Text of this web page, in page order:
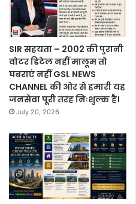
SIR सहयता – 2002 की पुरानी
वोटर डिटेल नहीं मालूम तो
घबराएं नहीं GSL NEWS
CHANNEL की ओर से हमारी यह
जनसेवा पूरी तरह निःशुल्क है।
July 20, 2026